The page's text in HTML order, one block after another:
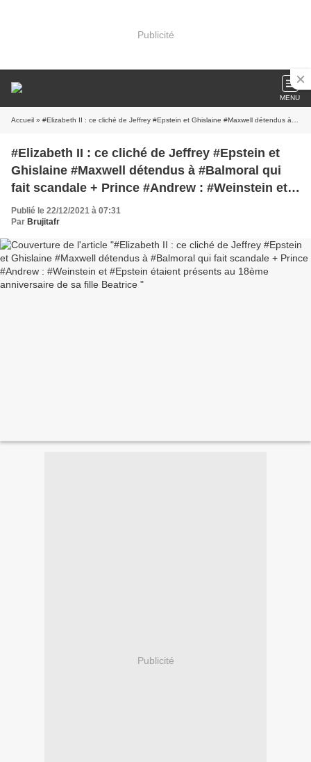
Publicité
MENU
Accueil » #Elizabeth II : ce cliché de Jeffrey #Epstein et Ghislaine #Maxwell détendus à #Balmoral qui fait scandale + Prince #Andrew : #Weinstein et #Epstein étaient présents au 18ème anniversaire de sa fille Beatrice
#Elizabeth II : ce cliché de Jeffrey #Epstein et
Ghislaine #Maxwell détendus à #Balmoral qui
fait scandale + Prince #Andrew : #Weinstein et
#Epstein étaient présents au 18ème anniversaire
de sa fille Beatrice
Publié le 22/12/2021 à 07:31
Par Brujitafr
Publicité